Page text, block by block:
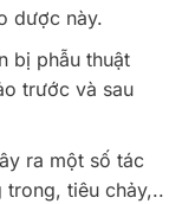
dược này.
bị phẫu thuật
trước và sau
ra một số tác
trong, tiêu chảy,..